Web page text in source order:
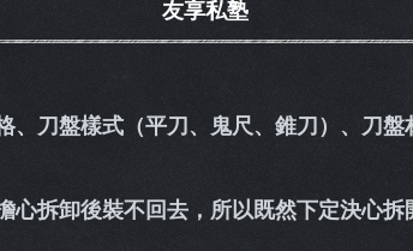
友享私塾
、刀盤樣式（平刀、鬼尺、錐刀）、刀
拆卸後裝不回去，所以既然下定決心拆